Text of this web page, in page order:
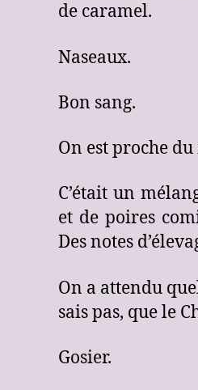
de caramel.
Naseaux.
Bon sang.
On est proche
C’était un
et de poires
Des notes
On a attendu
sais pas, que le
Gosier.